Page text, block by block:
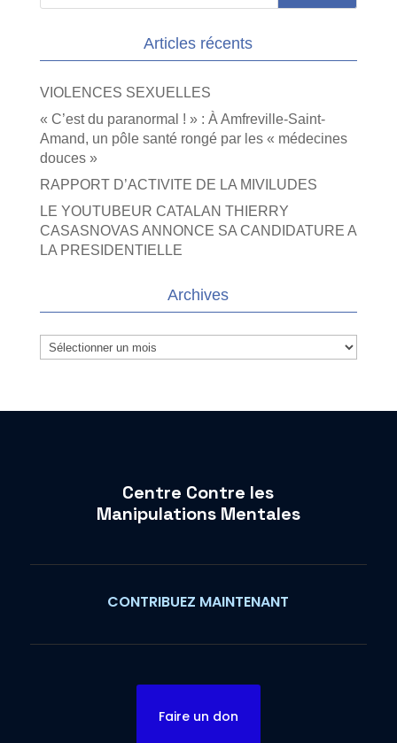
Articles récents
VIOLENCES SEXUELLES
« C’est du paranormal ! » : À Amfreville-Saint-
Amand, un pôle santé rongé par les « médecines
douces »
RAPPORT D’ACTIVITE DE LA MIVILUDES
LE YOUTUBEUR CATALAN THIERRY
CASASNOVAS ANNONCE SA CANDIDATURE A
LA PRESIDENTIELLE
Archives
Archives
Centre Contre les
Manipulations Mentales
CONTRIBUEZ MAINTENANT
Faire un don